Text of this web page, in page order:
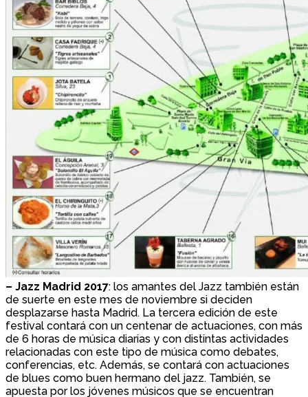
– Jazz Madrid 2017: los amantes del Jazz también están
de suerte en este mes de noviembre si deciden
desplazarse hasta Madrid. La tercera edición de este
festival contará con un centenar de actuaciones, con más
de 6 horas de música diarias y con distintas actividades
relacionadas con este tipo de música como debates,
conferencias, etc. Además, se contará con actuaciones
de blues como buen hermano del jazz. También, se
apuesta por los jóvenes músicos que se encuentran